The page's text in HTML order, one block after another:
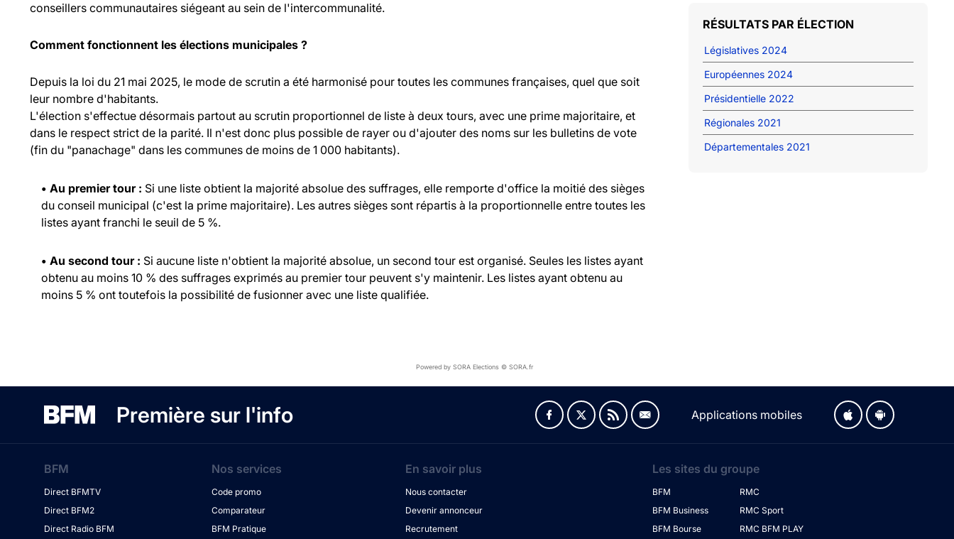
conseillers communautaires siégeant au sein de l'intercommunalité.
Comment fonctionnent les élections municipales ?
Depuis la loi du 21 mai 2025, le mode de scrutin a été harmonisé pour toutes les communes françaises, quel que soit
leur nombre d'habitants.
L'élection s'effectue désormais partout au scrutin proportionnel de liste à deux tours, avec une prime majoritaire, et
dans le respect strict de la parité. Il n'est donc plus possible de rayer ou d'ajouter des noms sur les bulletins de vote
(fin du "panachage" dans les communes de moins de 1 000 habitants).
• Au premier tour : Si une liste obtient la majorité absolue des suffrages, elle remporte d'office la moitié des sièges
du conseil municipal (c'est la prime majoritaire). Les autres sièges sont répartis à la proportionnelle entre toutes les
listes ayant franchi le seuil de 5 %.
• Au second tour : Si aucune liste n'obtient la majorité absolue, un second tour est organisé. Seules les listes ayant
obtenu au moins 10 % des suffrages exprimés au premier tour peuvent s'y maintenir. Les listes ayant obtenu au
moins 5 % ont toutefois la possibilité de fusionner avec une liste qualifiée.
RÉSULTATS PAR ÉLECTION
Législatives 2024
Européennes 2024
Présidentielle 2022
Régionales 2021
Départementales 2021
Powered by SORA Elections © SORA.fr
Première sur l'info Applications mobiles
BFM
Direct BFMTV
Direct BFM2
Direct Radio BFM
Nos services
Code promo
Comparateur
BFM Pratique
En savoir plus
Nous contacter
Devenir annonceur
Recrutement
Les sites du groupe
BFM
BFM Business
BFM Bourse
RMC
RMC Sport
RMC BFM PLAY